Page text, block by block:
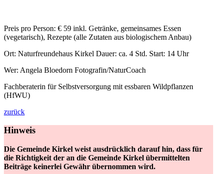
Preis pro Person: € 59 inkl. Getränke, gemeinsames Essen
(vegetarisch), Rezepte (alle Zutaten aus biologischem Anbau)
Ort: Naturfreundehaus Kirkel Dauer: ca. 4 Std. Start: 14 Uhr
Wer: Angela Bloedorn Fotografin/NaturCoach
Fachberaterin für Selbstversorgung mit essbaren Wildpflanzen
(HfWU)
zurück
Hinweis
Die Gemeinde Kirkel weist ausdrücklich darauf hin, dass für
die Richtigkeit der an die Gemeinde Kirkel übermittelten
Beiträge keinerlei Gewähr übernommen wird.